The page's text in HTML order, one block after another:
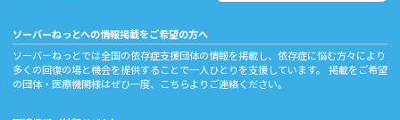
ソーバーねっとへの情報掲載をご希望の方へ
ソーバーねっとでは全国の依存症支援団体の情報を掲載し、依存症に悩む方々により
多くの回復の場と機会を提供することで一人ひとりを支援しています。 掲載をご希望
の団体・医療機関様はぜひ一度、
こちらよりご連絡ください。